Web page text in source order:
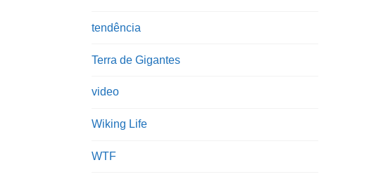
tendência
Terra de Gigantes
video
Wiking Life
WTF